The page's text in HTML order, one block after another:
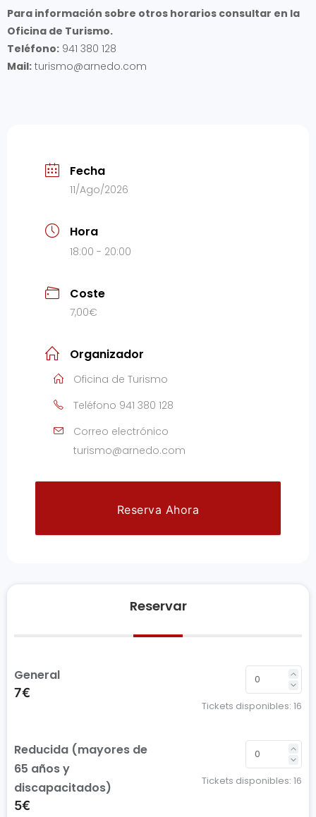
Para información sobre otros horarios consultar en la
Oficina de Turismo.
Teléfono: 941 380 128
Mail: turismo@arnedo.com
Fecha
11/Ago/2026
Hora
18:00 - 20:00
Coste
7,00€
Organizador
Oficina de Turismo
Teléfono 941 380 128
Correo electrónico
turismo@arnedo.com
Reserva Ahora
Reservar
General
7€
Tickets disponibles: 16
Reducida (mayores de
65 años y
discapacitados)
5€
Tickets disponibles: 16